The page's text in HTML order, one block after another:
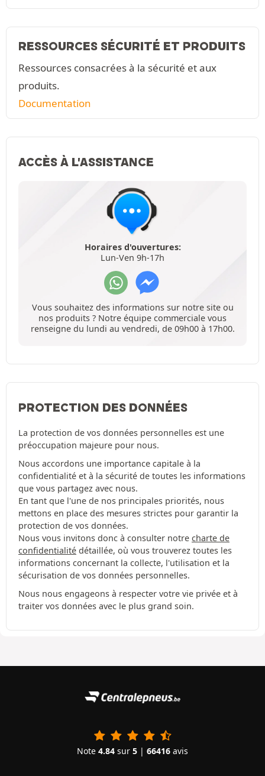
RESSOURCES SÉCURITÉ ET PRODUITS
Ressources consacrées à la sécurité et aux
produits.
Documentation
ACCÈS À L'ASSISTANCE
Horaires d'ouvertures:
Lun-Ven 9h-17h
Vous souhaitez des informations sur notre site ou
nos produits ? Notre équipe commerciale vous
renseigne du lundi au vendredi, de 09h00 à 17h00.
PROTECTION DES DONNÉES
La protection de vos données personnelles est une
préoccupation majeure pour nous.
Nous accordons une importance capitale à la
confidentialité et à la sécurité de toutes les informations
que vous partagez avec nous.
En tant que l'une de nos principales priorités, nous
mettons en place des mesures strictes pour garantir la
protection de vos données.
Nous vous invitons donc à consulter notre charte de
confidentialité détaillée, où vous trouverez toutes les
informations concernant la collecte, l'utilisation et la
sécurisation de vos données personnelles.
Nous nous engageons à respecter votre vie privée et à
traiter vos données avec le plus grand soin.
Note 4.84 sur 5 | 66416 avis